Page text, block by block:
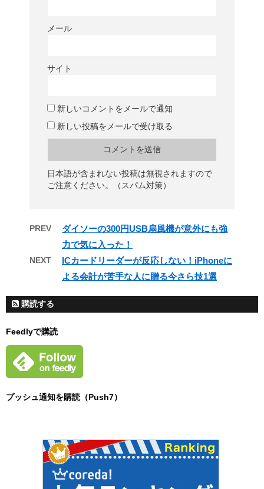
メール
サイト
新しいコメントをメールで通知
新しい投稿をメールで受け取る
日本語が含まれない投稿は無視されますので
ご注意ください。（スパム対策）
PREV
ダイソーの300円USB扇風機が意外にも強
力で気に入った！
NEXT
ICカードリーダーが反応しない！iPhoneに
よる会計が苦手な人に贈る今さら技1選
購読する
Feedlyで購読
プッシュ通知を購読（Push7）